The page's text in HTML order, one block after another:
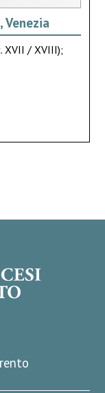
Venezia
XVII / XVIII);